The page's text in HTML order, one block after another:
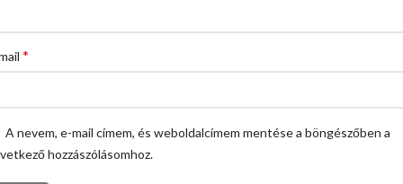
*
A nevem, e-mail címem, és weboldalcímem mentése a böngészőben a
hozzászólásomhoz.